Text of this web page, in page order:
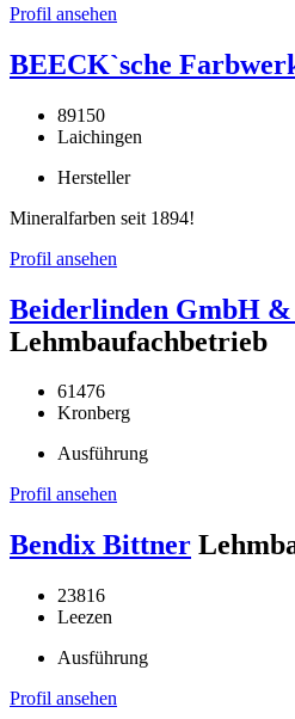
Profil ansehen
BEECK`sche
89150
Laichingen
Hersteller
Mineralfarben seit 1894!
Profil ansehen
Beiderlinden GmbH
Lehmbaufachbetrieb
61476
Kronberg
Ausführung
Profil ansehen
Bendix Bittner
23816
Leezen
Ausführung
Profil ansehen